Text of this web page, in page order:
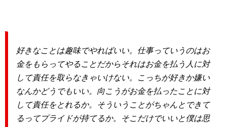
好きなことは趣味でやればいい。仕事っていうのはお
金をもらってやることだからそれはお金を払う人に対
して責任を取らなきゃいけない。こっちが好きか嫌い
なんかどうでもいい。向こうがお金を払ったことに対
して責任をとれるか。そういうことがちゃんとできて
るってプライドが持てるか。そこだけでいいと僕は思